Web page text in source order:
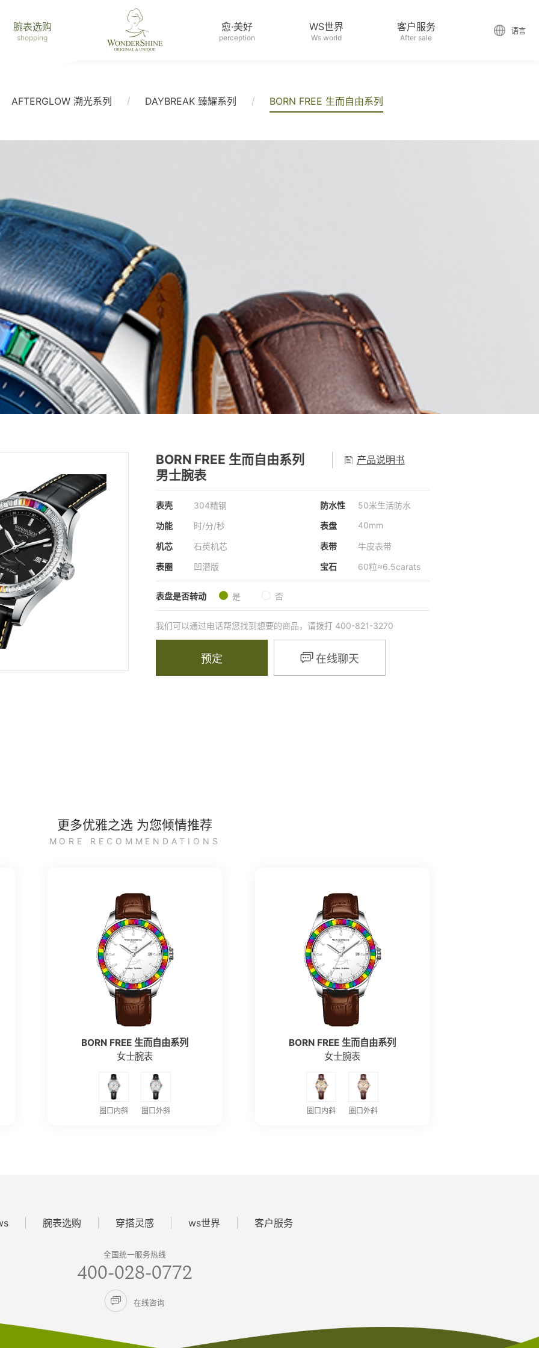
腕表选购
shopping
愈·美好
perception
WS世界
Ws world
客户服务
After sale
语言
AFTERGLOW 溯光系列 / DAYBREAK 臻耀系列 / BORN FREE 生而自由系列
产品说明书
BORN FREE 生而自由系列
男士腕表
表壳 304精钢 防水性
50米生活防水
功能
时/分/秒 表盘 40mm
机芯 石英机芯 表带
牛皮表带
表圈
凹潜版 宝石 60粒≈6.5carats
表盘是否转动 是 否
我们可以通过电话帮您找到想要的商品，请拨打 400-821-3270
预定  在线聊天
更多优雅之选 为您倾情推荐
MORE RECOMMENDATIONS
BORN FREE 生而自由系列
女士腕表
圈口内斜 圈口外斜
BORN FREE 生而自由系列
女士腕表
圈口内斜 圈口外斜
腕表选购 穿搭灵感 ws世界 客户服务
全国统一服务热线
400-028-0772
 在线咨询